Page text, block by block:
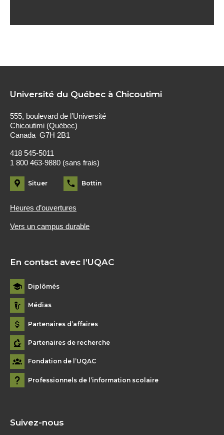
Université du Québec à Chicoutimi
555, boulevard de l’Université
Chicoutimi (Québec)
Canada G7H 2B1
418 545-5011
1 800 463-9880 (sans frais)
Situer Bottin
Heures d’ouvertures
Vers un campus durable
En contact avec l’UQAC
Diplômés
Médias
Partenaires d’affaires
Partenaires de recherche
Fondation de l’UQAC
Professionnels de l’information scolaire
Suivez-nous